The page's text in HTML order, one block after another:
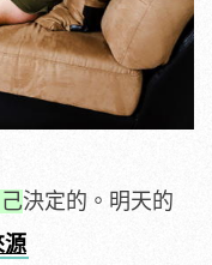
決定的。明天的
源